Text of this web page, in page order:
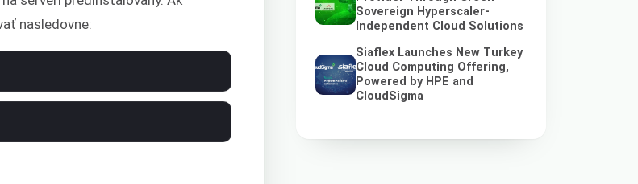
nasledovne:
Sovereign Hyperscaler-
Independent Cloud Solutions
Siaflex Launches New Turkey
Cloud Computing Offering,
Powered by HPE and
CloudSigma